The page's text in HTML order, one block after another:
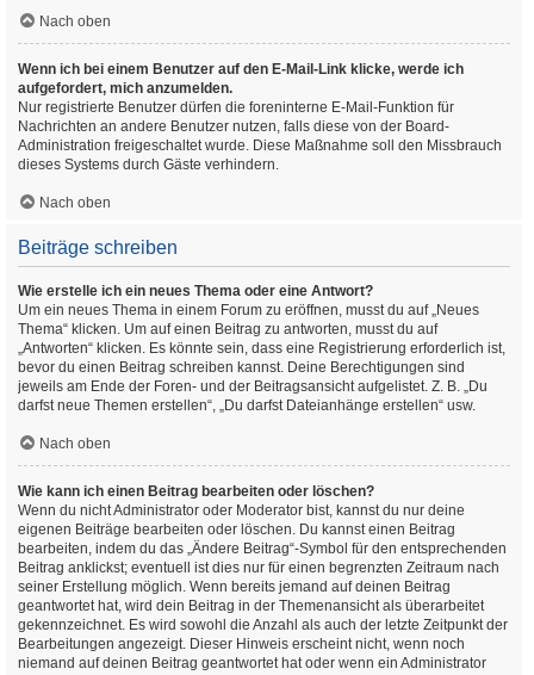
Nach oben
Wenn ich bei einem Benutzer auf den E-Mail-Link klicke, werde ich
aufgefordert, mich anzumelden.
Nur registrierte Benutzer dürfen die foreninterne E-Mail-Funktion für
Nachrichten an andere Benutzer nutzen, falls diese von der Board-
Administration freigeschaltet wurde. Diese Maßnahme soll den Missbrauch
dieses Systems durch Gäste verhindern.
Nach oben
Beiträge schreiben
Wie erstelle ich ein neues Thema oder eine Antwort?
Um ein neues Thema in einem Forum zu eröffnen, musst du auf „Neues
Thema“ klicken. Um auf einen Beitrag zu antworten, musst du auf
„Antworten“ klicken. Es könnte sein, dass eine Registrierung erforderlich ist,
bevor du einen Beitrag schreiben kannst. Deine Berechtigungen sind
jeweils am Ende der Foren- und der Beitragsansicht aufgelistet. Z. B. „Du
darfst neue Themen erstellen“, „Du darfst Dateianhänge erstellen“ usw.
Nach oben
Wie kann ich einen Beitrag bearbeiten oder löschen?
Wenn du nicht Administrator oder Moderator bist, kannst du nur deine
eigenen Beiträge bearbeiten oder löschen. Du kannst einen Beitrag
bearbeiten, indem du das „Ändere Beitrag“-Symbol für den entsprechenden
Beitrag anklickst; eventuell ist dies nur für einen begrenzten Zeitraum nach
seiner Erstellung möglich. Wenn bereits jemand auf deinen Beitrag
geantwortet hat, wird dein Beitrag in der Themenansicht als überarbeitet
gekennzeichnet. Es wird sowohl die Anzahl als auch der letzte Zeitpunkt der
Bearbeitungen angezeigt. Dieser Hinweis erscheint nicht, wenn noch
niemand auf deinen Beitrag geantwortet hat oder wenn ein Administrator